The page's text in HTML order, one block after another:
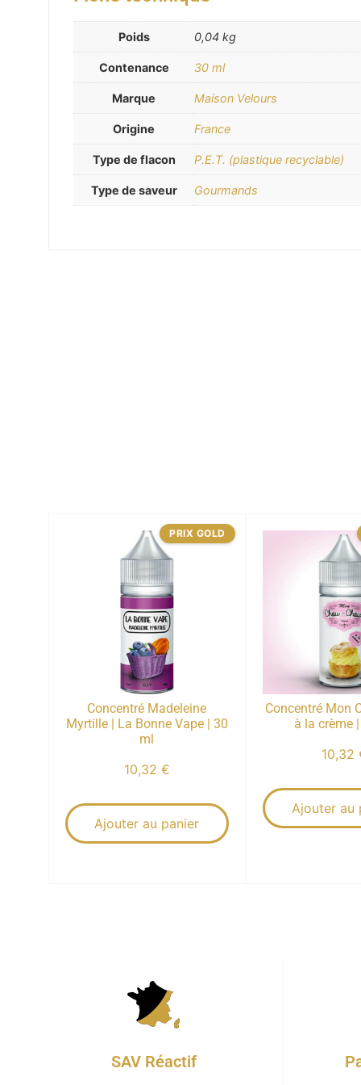
Poids 0,04 kg
Contenance 30 ml
Marque Maison Velours
Origine France
Type de flacon P.E.T. (plastique recyclable)
Type de saveur Gourmands
Concentré Madeleine
Myrtille | La Bonne Vape | 30
ml
10,32 €
Ajouter au panier
PRIX GOLD
Concentré Mon
à la crème
10,32
Ajouter au
SAV Réactif